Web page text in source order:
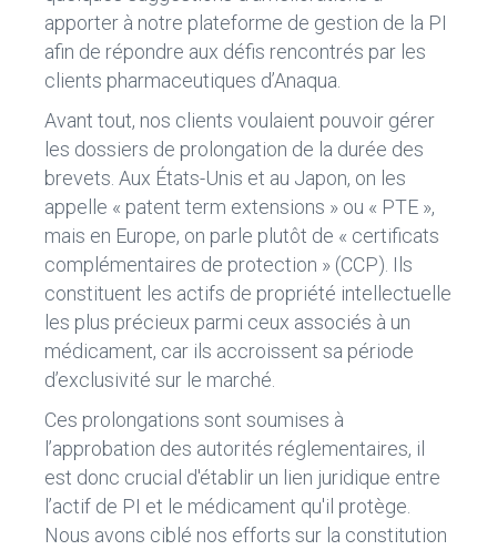
apporter à notre plateforme de gestion de la PI
afin de répondre aux défis rencontrés par les
clients pharmaceutiques d’Anaqua.
Avant tout, nos clients voulaient pouvoir gérer
les dossiers de prolongation de la durée des
brevets. Aux États-Unis et au Japon, on les
appelle « patent term extensions » ou « PTE »,
mais en Europe, on parle plutôt de « certificats
complémentaires de protection » (CCP). Ils
constituent les actifs de propriété intellectuelle
les plus précieux parmi ceux associés à un
médicament, car ils accroissent sa période
d’exclusivité sur le marché.
Ces prolongations sont soumises à
l’approbation des autorités réglementaires, il
est donc crucial d'établir un lien juridique entre
l’actif de PI et le médicament qu'il protège.
Nous avons ciblé nos efforts sur la constitution